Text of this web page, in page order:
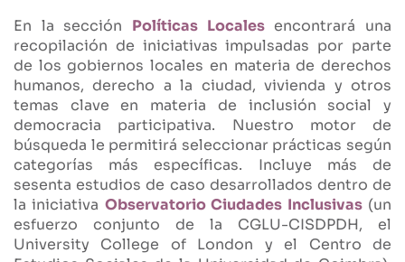
En la sección Políticas Localesencontrará una
recopilación de iniciativas impulsadas por parte
de los gobiernos locales en materia de derechos
humanos, derecho a la ciudad, vivienda y otros
temas clave en materia de inclusión social y
democracia participativa. Nuestro motor de
búsqueda le permitirá seleccionar prácticas según
categorías más específicas. Incluye más de
sesenta estudios de caso desarrollados dentro de
la iniciativa Observatorio Ciudades Inclusivas(un
esfuerzo conjunto de la CGLU-CISDPDH, el
University College of London y el Centro de